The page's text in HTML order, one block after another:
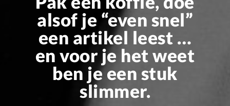
alsof je “even snel”
een artikel leest …
en voor je het weet
ben je een stuk
slimmer.